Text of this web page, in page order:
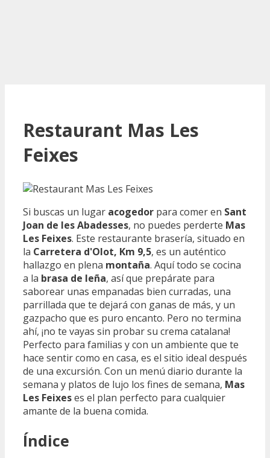
Restaurant Mas Les
Feixes
Si buscas un lugar acogedor para comer en Sant
Joan de les Abadesses, no puedes perderte Mas
Les Feixes. Este restaurante brasería, situado en
la Carretera d'Olot, Km 9,5, es un auténtico
hallazgo en plena montaña. Aquí todo se cocina
a la brasa de leña, así que prepárate para
saborear unas empanadas bien curradas, una
parrillada que te dejará con ganas de más, y un
gazpacho que es puro encanto. Pero no termina
ahí, ¡no te vayas sin probar su crema catalana!
Perfecto para familias y con un ambiente que te
hace sentir como en casa, es el sitio ideal después
de una excursión. Con un menú diario durante la
semana y platos de lujo los fines de semana, Mas
Les Feixeses el plan perfecto para cualquier
amante de la buena comida.
Índice